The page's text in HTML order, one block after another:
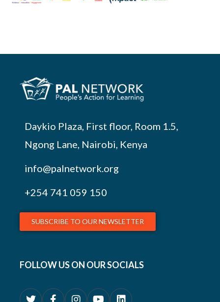
Daykio Plaza, First floor, Room 1.5,
Ngong Lane, Nairobi, Kenya
info@palnetwork.org
+254 741 059 150
SUBSCRIBE TO OUR NEWSLETTER
FOLLOW US ON OUR SOCIALS